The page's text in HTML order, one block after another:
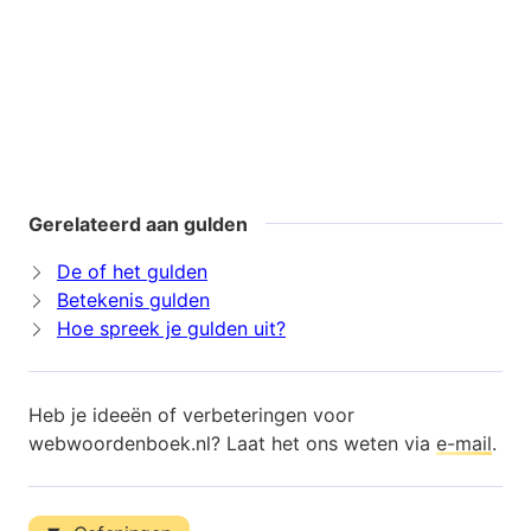
Gerelateerd aan gulden
De of het gulden
Betekenis gulden
Hoe spreek je gulden uit?
Heb je ideeën of verbeteringen voor
webwoordenboek.nl? Laat het ons weten via e-mail.